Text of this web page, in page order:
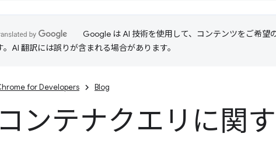
Google は AI 技術を使用して、コンテンツをご希望
。AI 翻訳には誤りが含まれる場合があります。
for Developers Blog
コンテナクエリに関